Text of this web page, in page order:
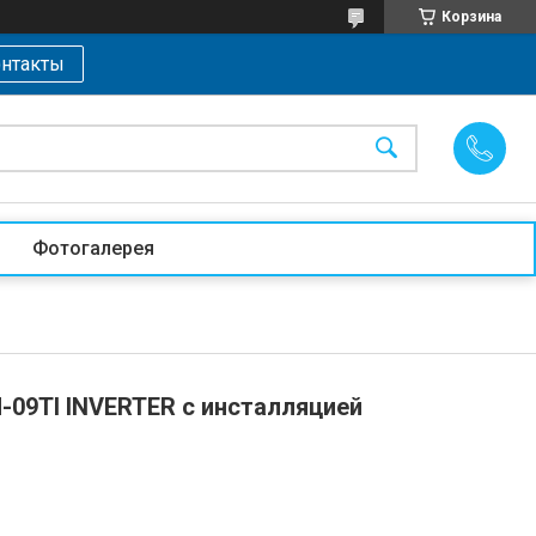
Корзина
Фотогалерея
INVERTER с инсталляцией